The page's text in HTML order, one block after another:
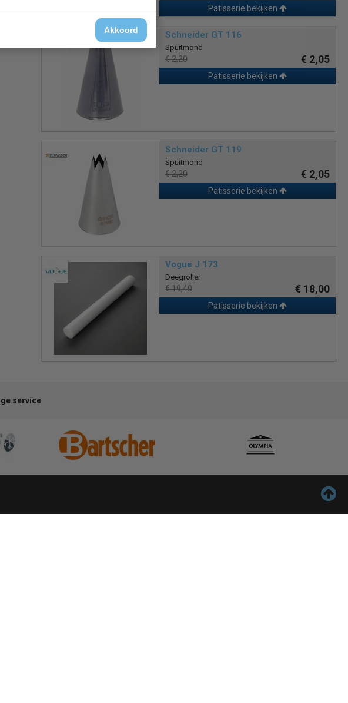
Akkoord
Patisserie bekijken
Schneider GT 116
Spuitmond
€ 2,20 € 2,05
Patisserie bekijken
Schneider GT 119
Spuitmond
€ 2,20 € 2,05
Patisserie bekijken
Vogue J 173
Deegroller
€ 19,40 € 18,00
Patisserie bekijken
service